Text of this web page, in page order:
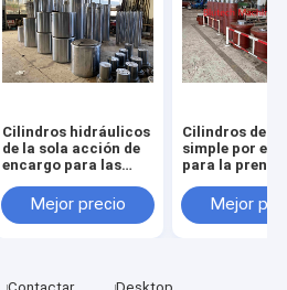
Cilindros hidráulicos
de la sola acción de
encargo para las
piezas grandes
Mejor precio
Cilindros de
simple por
para la prensa
compresión
Mejor